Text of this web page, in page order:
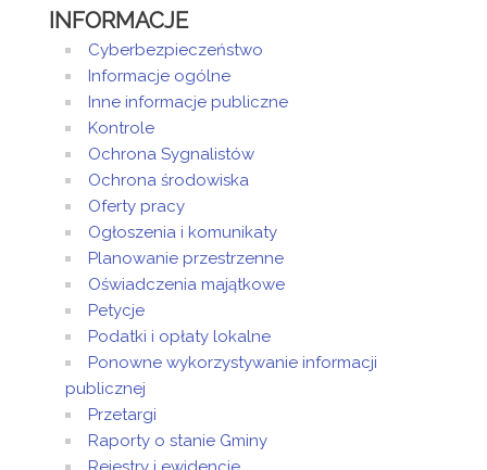
INFORMACJE
Cyberbezpieczeństwo
Informacje ogólne
Inne informacje publiczne
Kontrole
Ochrona Sygnalistów
Ochrona środowiska
Oferty pracy
Ogłoszenia i komunikaty
Planowanie przestrzenne
Oświadczenia majątkowe
Petycje
Podatki i opłaty lokalne
Ponowne wykorzystywanie informacji
publicznej
Przetargi
Raporty o stanie Gminy